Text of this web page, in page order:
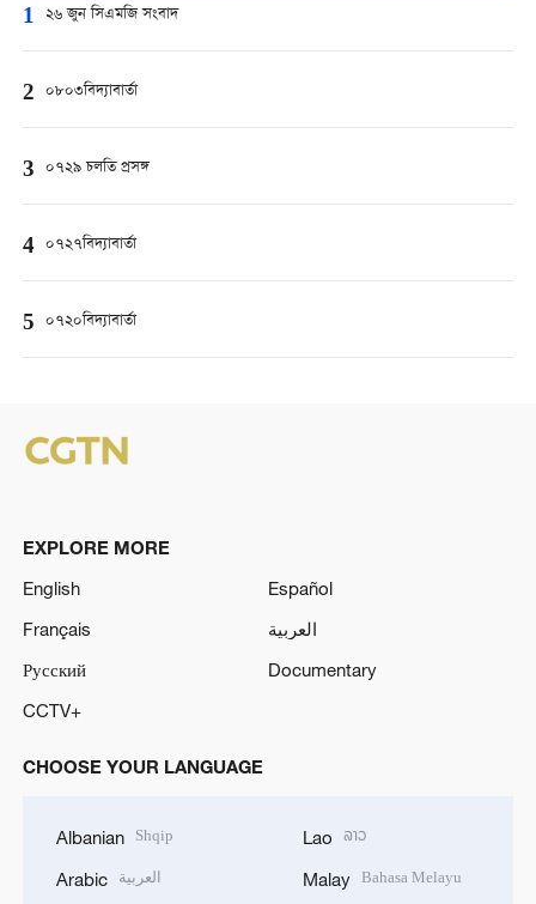
1 ২৬ জুন সিএমজি সংবাদ
2 ০৮০৩বিদ্যাবার্তা
3 ০৭২৯ চলতি প্রসঙ্গ
4 ০৭২৭বিদ্যাবার্তা
5 ০৭২০বিদ্যাবার্তা
EXPLORE MORE
English
Español
Français
العربية
Русский
Documentary
CCTV+
CHOOSE YOUR LANGUAGE
Albanian Shqip
Arabic العربية
Lao ລາວ
Malay Bahasa Melayu